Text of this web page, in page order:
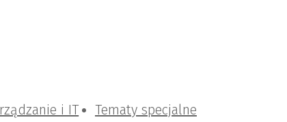
i IT Tematy specjalne